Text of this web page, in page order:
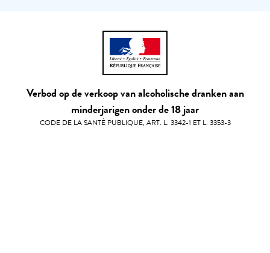
Verbod op de verkoop van alcoholische dranken aan
minderjarigen onder de 18 jaar
CODE DE LA SANTÉ PUBLIQUE, ART. L. 3342-1 ET L. 3353-3